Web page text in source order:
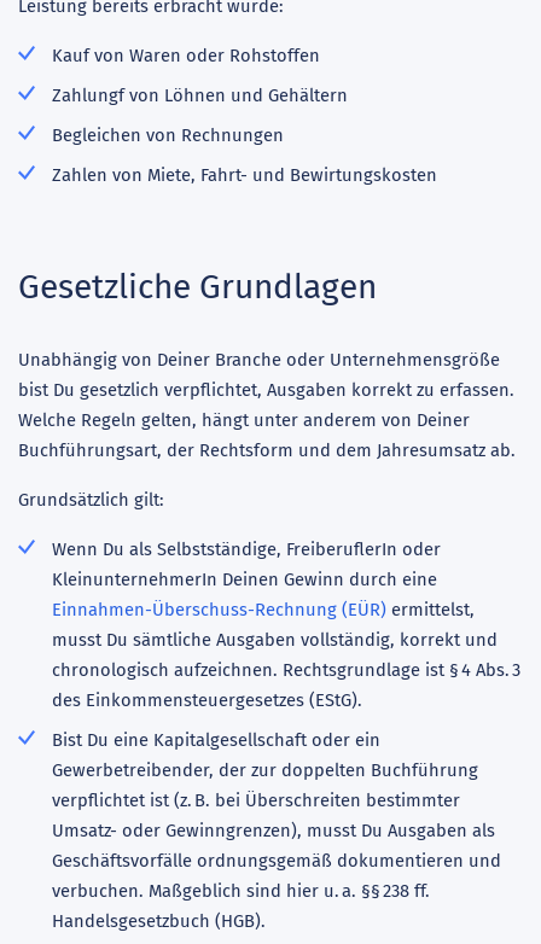
Leistung bereits erbracht wurde:
Kauf von Waren oder Rohstoffen
Zahlungf von Löhnen und Gehältern
Begleichen von Rechnungen
Zahlen von Miete, Fahrt- und Bewirtungskosten
Gesetzliche Grundlagen
Unabhängig von Deiner Branche oder Unternehmensgröße
bist Du gesetzlich verpflichtet, Ausgaben korrekt zu erfassen.
Welche Regeln gelten, hängt unter anderem von Deiner
Buchführungsart, der Rechtsform und dem Jahresumsatz ab.
Grundsätzlich gilt:
Wenn Du als Selbstständige, FreiberuflerIn oder
KleinunternehmerIn Deinen Gewinn durch eine
Einnahmen-Überschuss-Rechnung (EÜR) ermittelst,
musst Du sämtliche Ausgaben vollständig, korrekt und
chronologisch aufzeichnen. Rechtsgrundlage ist § 4 Abs. 3
des Einkommensteuergesetzes (EStG).
Bist Du eine Kapitalgesellschaft oder ein
Gewerbetreibender, der zur doppelten Buchführung
verpflichtet ist (z. B. bei Überschreiten bestimmter
Umsatz- oder Gewinngrenzen), musst Du Ausgaben als
Geschäftsvorfälle ordnungsgemäß dokumentieren und
verbuchen. Maßgeblich sind hier u. a. §§ 238 ff.
Handelsgesetzbuch (HGB).